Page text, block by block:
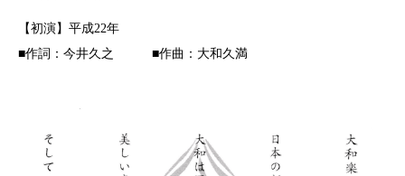
【初演】平成22年
■作詞：今井久之 ■作曲：大和久満